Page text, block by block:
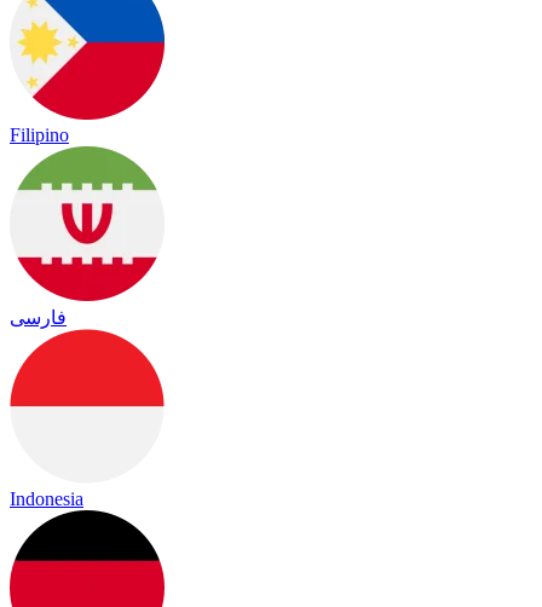
Filipino
فارسی
Indonesia